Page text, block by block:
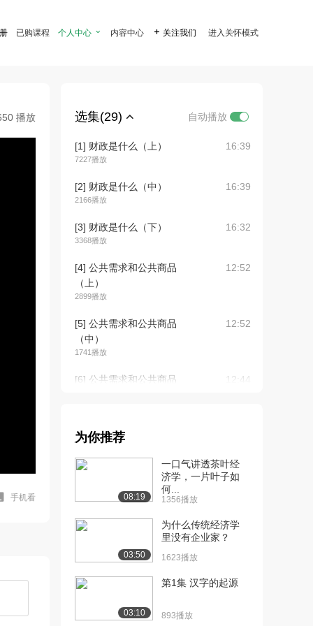
已购课程 个人中心  内容中心  关注我们 进入关怀模式
播放
手机看
选集(29) 自动播放
[1] 财政是什么（上）
7227播放
16:39
[2] 财政是什么（中）
2166播放
16:39
[3] 财政是什么（下）
3368播放
16:32
[4] 公共需求和公共商品
（上）
2899播放
12:52
[5] 公共需求和公共商品
（中）
1741播放
12:52
[6] 公共需求和公共商品
12:44
[7] 财政干什么（上）
[8] 财政干什么（中） 18:49
[9] 财政干什么（下）
2177播放
[10] 收入再分配职能
1949播放
[11] 收入再分配职能
为你推荐
08:19
一口气讲透茶叶经
济学，一片叶子如
何...
1356播放
03:50
为什么传统经济学
里没有企业家？
1623播放
03:10
第1集 汉字的起源
893播放